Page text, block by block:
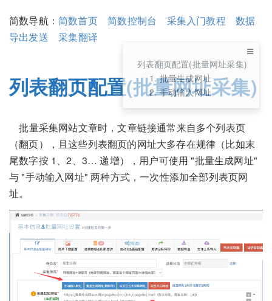
列表翻页配置(批量网址采集)
1. 批量生成网址
2. 手动输入网址
简数导航： 简数首页 简数控制台 采集入门教程
数据
导出发送
采集翻译
列表翻页配置(批量网址采集)
批量采集网站文章时，文章链接通常来自多个列表页
（翻页），且这些列表翻页的网址大多存在规律（比如末
尾数字按 1、2、3… 递增），用户可使用 "批量生成网址"
与 "手动输入网址" 两种方式，一次性添加全部列表页网
址。